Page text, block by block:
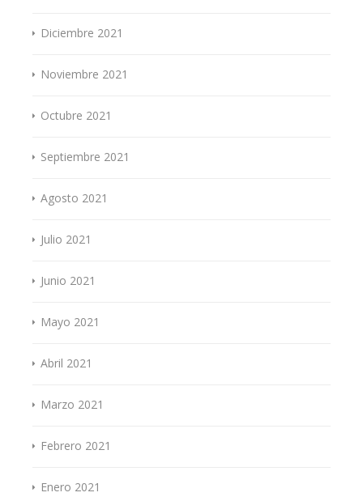
Diciembre 2021
Noviembre 2021
Octubre 2021
Septiembre 2021
Agosto 2021
Julio 2021
Junio 2021
Mayo 2021
Abril 2021
Marzo 2021
Febrero 2021
Enero 2021